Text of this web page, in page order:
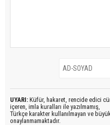
UYARI: Küfür, hakaret, rencide edici
içeren, imla kuralları ile yazılmamış,
Türkçe karakter kullanılmayan ve
onaylanmamaktadır.